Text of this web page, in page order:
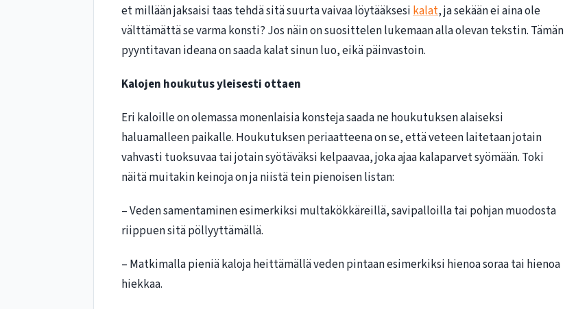
et millään jaksaisi taas tehdä sitä suurta vaivaa löytääksesikalat, ja sekään ei aina ole
välttämättä se varma konsti? Jos näin on suosittelen lukemaan alla olevan tekstin. Tämän
pyyntitavan ideana on saada kalat sinun luo, eikä päinvastoin.
Kalojen houkutus yleisesti ottaen
Eri kaloille on olemassa monenlaisia konsteja saada ne houkutuksen alaiseksi
haluamalleen paikalle. Houkutuksen periaatteena on se, että veteen laitetaan jotain
vahvasti tuoksuvaa tai jotain syötäväksi kelpaavaa, joka ajaa kalaparvet syömään. Toki
näitä muitakin keinoja on ja niistä tein pienoisen listan:
– Veden samentaminen esimerkiksi multakökkäreillä, savipalloilla tai pohjan muodosta
riippuen sitä pöllyyttämällä.
– Matkimalla pieniä kaloja heittämällä veden pintaan esimerkiksi hienoa soraa tai hienoa
hiekkaa.